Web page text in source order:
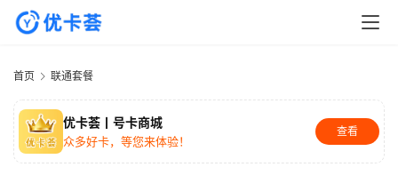
首页 联通套餐
优卡荟丨号卡商城
众多好卡，等您来体验！
查看